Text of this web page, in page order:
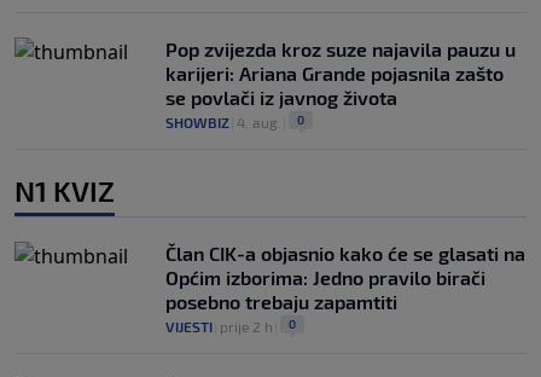
Pop zvijezda kroz suze najavila pauzu u
karijeri: Ariana Grande pojasnila zašto
se povlači iz javnog života
SHOWBIZ 4. aug. 0
N1 KVIZ
Član CIK-a objasnio kako će se glasati na
Općim izborima: Jedno pravilo birači
posebno trebaju zapamtiti
VIJESTI prije 2 h 0